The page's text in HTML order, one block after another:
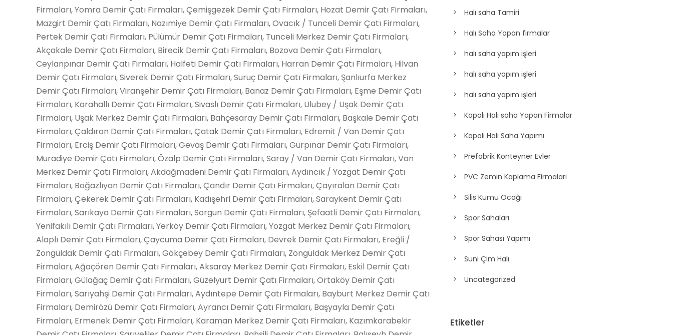
Halı saha Tamiri
Halı Saha Yapan firmalar
halı saha yapım işleri
halı saha yapım işleri
halı saha yapım işleri
Kapalı Halı saha Yapan Firmalar
Kapalı Halı Saha Yapımı
Prefabrik Konteyner Evler
PVC Zemin Kaplama Firmaları
Silis Kumu Ocağı
Spor Sahaları
Spor Sahası Yapımı
Suni Çim Halı
Uncategorized
Etiketler